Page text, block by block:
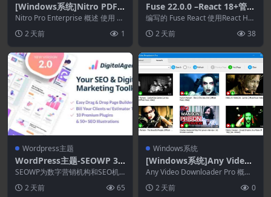
[Windows系统]Nitro PDF P
ro 26.1.6 企业版
Nitro Pro Enterprise 概述 使用 Ni
2 天前 1
Fuse 22.0.0 –React 18+管理
模板
编写的 Fuse React 使用React Ho
2 天前 38
Wordpress主题
WordPress主题-SEOWP 3.1
2.5-SEO和数字营销主题
SEOWP为数字营销机构和SEO机
题。SEO为数字营...
2 天前 65
Windows系统
[Windows系统]Any Video
Downloader Pro 10.4.9
Any Video Downloader Pro 概述
2 天前 0